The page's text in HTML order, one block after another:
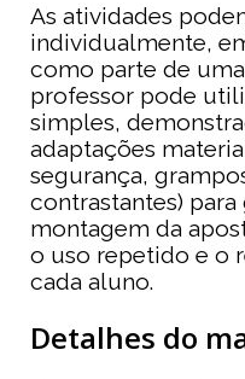
As atividades
individualmente,
como parte de
professor pode
simples,
adaptações
segurança,
contrastantes)
montagem da
o uso repetido e o
cada aluno.
Detalhes do